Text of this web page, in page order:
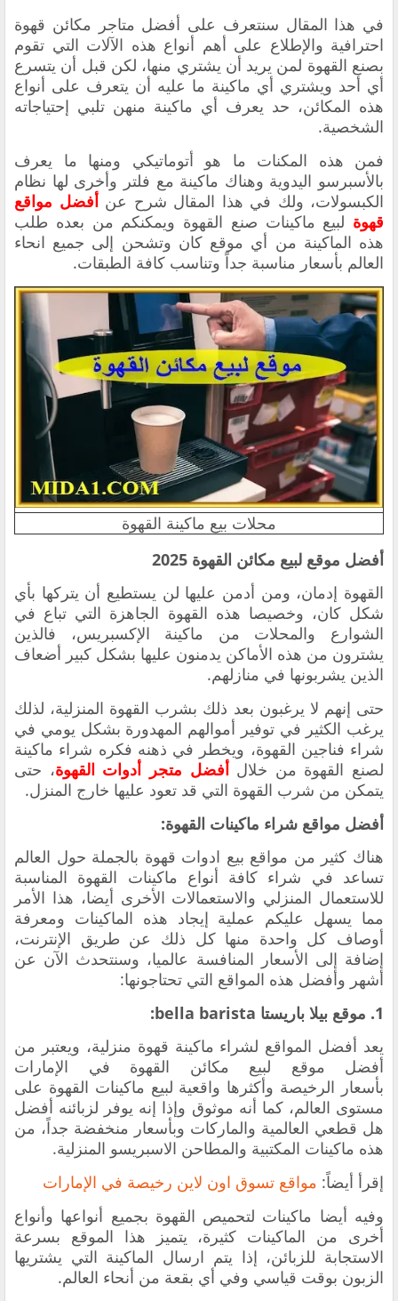
في هذا المقال سنتعرف على أفضل متاجر مكائن قهوة
احترافية والإطلاع على أهم أنواع هذه الآلات التي تقوم
بصنع القهوة لمن يريد أن يشتري منها، لكن قبل أن يتسرع
أي أحد ويشتري أي ماكينة ما عليه أن يتعرف على أنواع
هذه المكائن، حد يعرف أي ماكينة منهن تلبي إحتياجاته
الشخصية.
فمن هذه المكنات ما هو أتوماتيكي ومنها ما يعرف
بالأسبرسو اليدوية وهناك ماكينة مع فلتر وأخرى لها نظام
الكبسولات، ولك في هذا المقال شرح عنأفضل مواقع
قهوة لبيع ماكينات صنع القهوة ويمكنكم من بعده طلب
هذه الماكينة من أي موقع كان وتشحن إلى جميع انحاء
العالم بأسعار مناسبة جداً وتناسب كافة الطبقات.
محلات بيع ماكينة القهوة
أفضل موقع لبيع مكائن القهوة 2025
القهوة إدمان، ومن أدمن عليها لن يستطيع أن يتركها بأي
شكل كان، وخصيصا هذه القهوة الجاهزة التي تباع في
الشوارع والمحلات من ماكينة الإكسبريس، فالذين
يشترون من هذه الأماكن يدمنون عليها بشكل كبير أضعاف
الذين يشربونها في منازلهم.
حتى إنهم لا يرغبون بعد ذلك بشرب القهوة المنزلية، لذلك
يرغب الكثير في توفير أموالهم المهدورة بشكل يومي في
شراء فناجين القهوة، ويخطر في ذهنه فكره شراء ماكينة
لصنع القهوة من خلالأفضل متجر أدوات القهوة، حتى
يتمكن من شرب القهوة التي قد تعود عليها خارج المنزل.
أفضل مواقع شراء ماكينات القهوة:
هناك كثير من مواقع بيع ادوات قهوة بالجملة حول العالم
تساعد في شراء كافة أنواع ماكينات القهوة المناسبة
للاستعمال المنزلي والاستعمالات الأخرى أيضا، هذا الأمر
مما يسهل عليكم عملية إيجاد هذه الماكينات ومعرفة
أوصاف كل واحدة منها كل ذلك عن طريق الإنترنت،
إضافة إلى الأسعار المنافسة عالميا، وسنتحدث الآن عن
أشهر وأفضل هذه المواقع التي تحتاجونها:
1. موقع بيلا باريستا bella barista:
يعد أفضل المواقع لشراء ماكينة قهوة منزلية، ويعتبر من
أفضل موقع لبيع مكائن القهوة في الإمارات
بأسعار الرخيصة وأكثرها واقعية لبيع ماكينات القهوة على
مستوى العالم، كما أنه موثوق وإذا إنه يوفر لزبائنه أفضل
هل قطعي العالمية والماركات وبأسعار منخفضة جداً، من
هذه ماكينات المكتبية والمطاحن الاسبريسو المنزلية.
إقرأ أيضاً: مواقع تسوق اون لاين رخيصة في الإمارات
وفيه أيضا ماكينات لتحميص القهوة بجميع أنواعها وأنواع
أخرى من الماكينات كثيرة، يتميز هذا الموقع بسرعة
الاستجابة للزبائن، إذا يتم ارسال الماكينة التي يشتريها
الزبون بوقت قياسي وفي أي بقعة من أنحاء العالم.